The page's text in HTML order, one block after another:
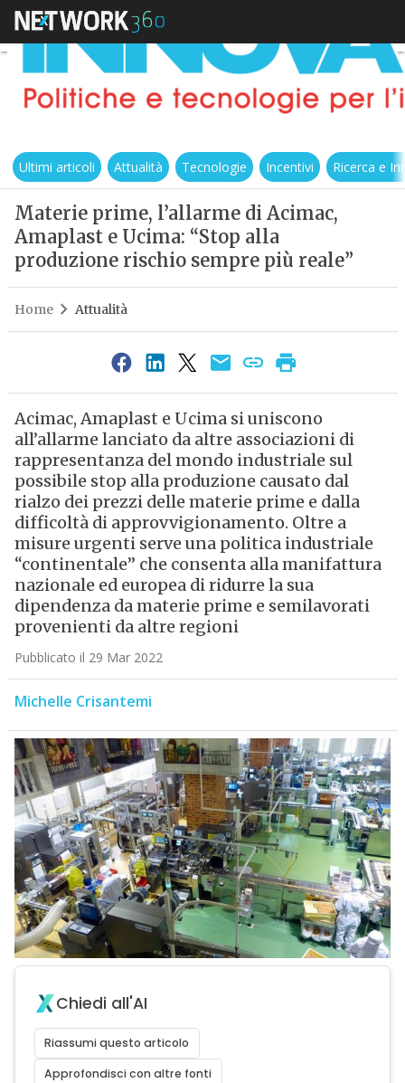
Ultimi articoli Attualità Tecnologie Incentivi Ricerca e
Materie prime, l’allarme di Acimac,
Amaplast e Ucima: “Stop alla
produzione rischio sempre più reale”
Home Attualità
Acimac, Amaplast e Ucima si uniscono
all’allarme lanciato da altre associazioni di
rappresentanza del mondo industriale sul
possibile stop alla produzione causato dal
rialzo dei prezzi delle materie prime e dalla
difficoltà di approvvigionamento. Oltre a
misure urgenti serve una politica industriale
“continentale” che consenta alla manifattura
nazionale ed europea di ridurre la sua
dipendenza da materie prime e semilavorati
provenienti da altre regioni
Pubblicato il 29 Mar 2022
Michelle Crisantemi
Chiedi all'AI
Riassumi questo articolo
Approfondisci con altre fonti